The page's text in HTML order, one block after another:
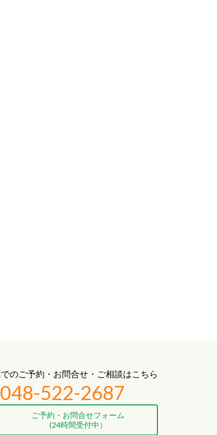
のご予約・お問合せ・ご相談はこちら
048-522-2687
ご予約・お問合せフォーム
(24時間受付中）